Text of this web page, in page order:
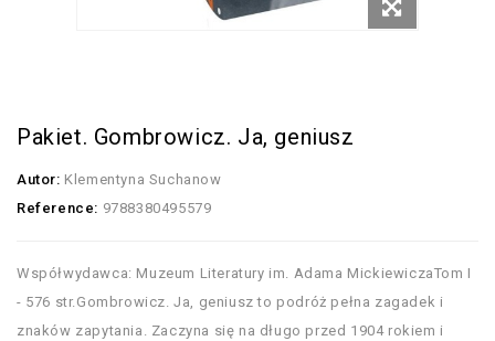
Pakiet. Gombrowicz. Ja, geniusz
Autor: Klementyna Suchanow
Reference: 9788380495579
Współwydawca: Muzeum Literatury im. Adama MickiewiczaTom I
- 576 str.Gombrowicz. Ja, geniusz to podróż pełna zagadek i
znaków zapytania. Zaczyna się na długo przed 1904 rokiem i